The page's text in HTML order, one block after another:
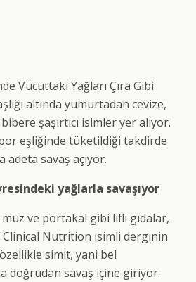
Vücuttaki Yağları Çıra Gibi
altında yumurtadan cevize,
şaşırtıcı isimler yer alıyor.
eşliğinde tüketildiği takdirde
adeta savaş açıyor.
yağlarla savaşıyor
ve portakal gibi lifli gıdalar,
Nutrition isimli derginin
simit, yani bel
doğrudan savaş içine giriyor.